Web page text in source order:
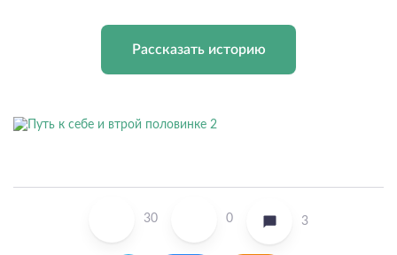
Рассказать историю
30 0 3